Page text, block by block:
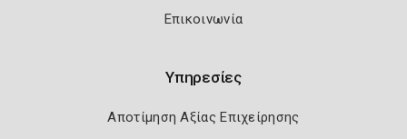
Επικοινωνία
Υπηρεσίες
Αποτίμηση Αξίας Επιχείρησης